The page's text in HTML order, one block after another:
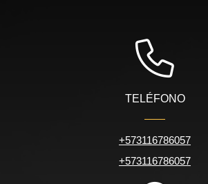
TELÉFONO
+573116786057
+573116786057